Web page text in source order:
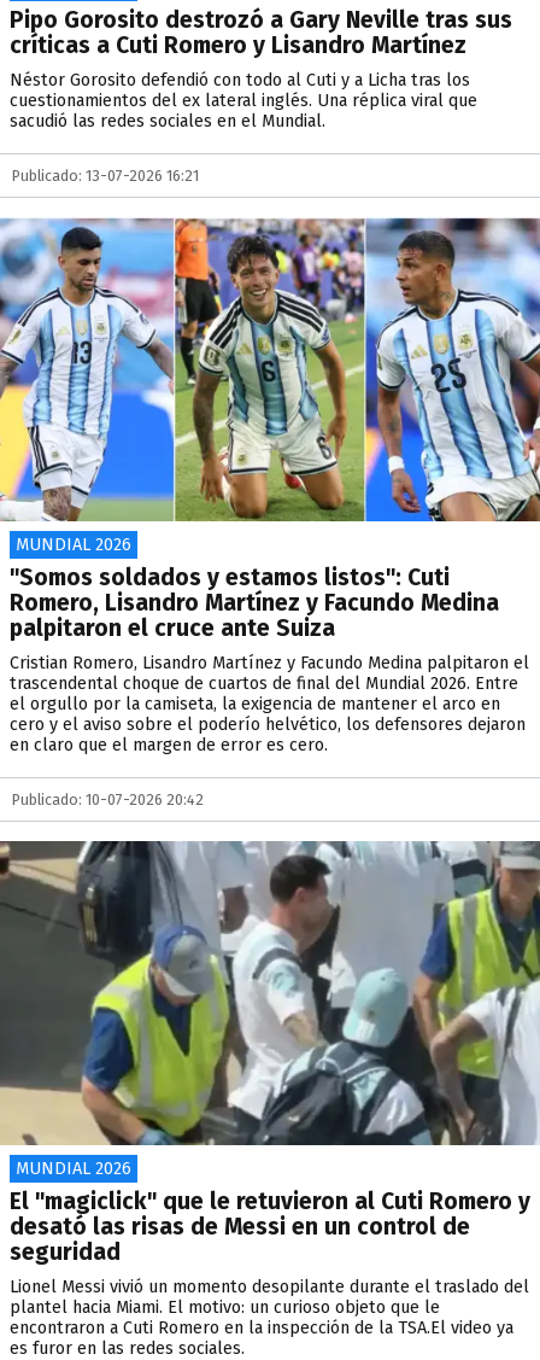
Pipo Gorosito destrozó a Gary Neville tras sus
críticas a Cuti Romero y Lisandro Martínez
Néstor Gorosito defendió con todo al Cuti y a Licha tras los
cuestionamientos del ex lateral inglés. Una réplica viral que
sacudió las redes sociales en el Mundial.
Publicado: 13-07-2026 16:21
MUNDIAL 2026
"Somos soldados y estamos listos": Cuti
Romero, Lisandro Martínez y Facundo Medina
palpitaron el cruce ante Suiza
Cristian Romero, Lisandro Martínez y Facundo Medina palpitaron el
trascendental choque de cuartos de final del Mundial 2026. Entre
el orgullo por la camiseta, la exigencia de mantener el arco en
cero y el aviso sobre el poderío helvético, los defensores dejaron
en claro que el margen de error es cero.
Publicado: 10-07-2026 20:42
MUNDIAL 2026
El "magiclick" que le retuvieron al Cuti Romero y
desató las risas de Messi en un control de
seguridad
Lionel Messi vivió un momento desopilante durante el traslado del
plantel hacia Miami. El motivo: un curioso objeto que le
encontraron a Cuti Romero en la inspección de la TSA.El video ya
es furor en las redes sociales.